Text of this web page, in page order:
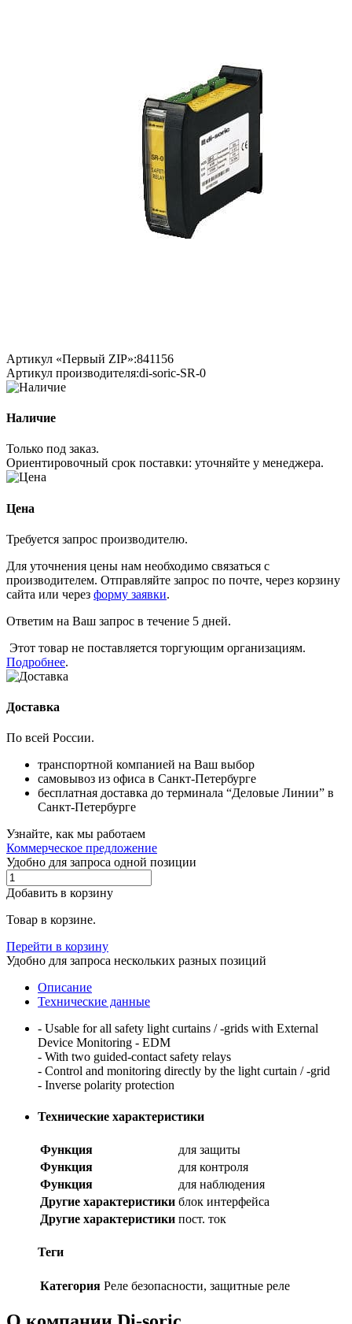
Артикул «Первый ZIP»:841156
Артикул производителя:di-soric-SR-0
Наличие
Только под заказ.
Ориентировочный срок поставки: уточняйте у менеджера.
Цена
Требуется запрос производителю.
Для уточнения цены нам необходимо связаться с
производителем. Отправляйте запрос по почте, через корзину
сайта или через форму заявки.
Ответим на Ваш запрос в течение 5 дней.
Этот товар не поставляется торгующим организациям.
Подробнее.
Доставка
По всей России.
транспортной компанией на Ваш выбор
самовывоз из офиса в Санкт-Петербурге
бесплатная доставка до терминала “Деловые Линии” в
Санкт-Петербурге
Узнайте, как мы работаем
Коммерческое предложение
Удобно для запроса одной позиции
Добавить в корзину
Товар в корзине.
Перейти в корзину
Удобно для запроса нескольких разных позиций
Описание
Технические данные
- Usable for all safety light curtains / -grids with External
Device Monitoring - EDM
- With two guided-contact safety relays
- Control and monitoring directly by the light curtain / -grid
- Inverse polarity protection
Технические характеристики
Функция
для защиты
Функция
для контроля
Функция
для наблюдения
Другие характеристики блок интерфейса
Другие характеристики пост. ток
Теги
Категория Реле безопасности, защитные реле